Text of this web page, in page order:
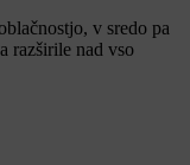
v sredo pa
razširile nad vso